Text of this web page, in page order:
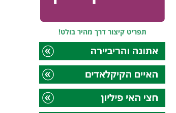
תפריט קיצור דרך מהיר בולט!